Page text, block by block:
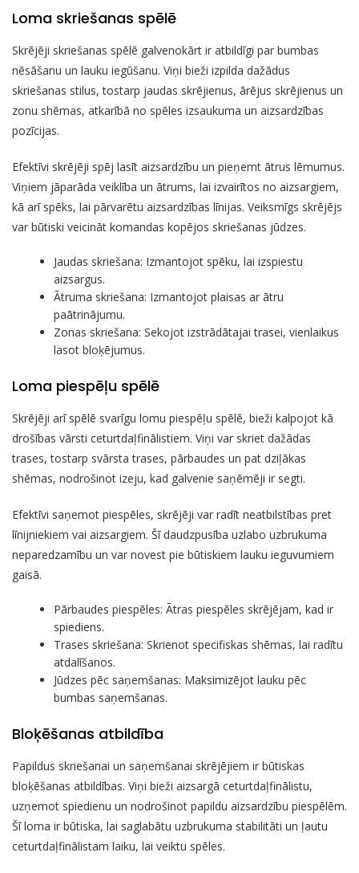
Loma skriešanas spēlē
Skrējēji skriešanas spēlē galvenokārt ir atbildīgi par bumbas
nēsāšanu un lauku iegūšanu. Viņi bieži izpilda dažādus
skriešanas stilus, tostarp jaudas skrējienus, ārējus skrējienus un
zonu shēmas, atkarībā no spēles izsaukuma un aizsardzības
pozīcijas.
Efektīvi skrējēji spēj lasīt aizsardzību un pieņemt ātrus lēmumus.
Viņiem jāparāda veiklība un ātrums, lai izvairītos no aizsargiem,
kā arī spēks, lai pārvarētu aizsardzības līnijas. Veiksmīgs skrējējs
var būtiski veicināt komandas kopējos skriešanas jūdzes.
Jaudas skriešana: Izmantojot spēku, lai izspiestu
aizsargus.
Ātruma skriešana: Izmantojot plaisas ar ātru
paātrinājumu.
Zonas skriešana: Sekojot izstrādātajai trasei, vienlaikus
lasot bloķējumus.
Loma piespēļu spēlē
Skrējēji arī spēlē svarīgu lomu piespēļu spēlē, bieži kalpojot kā
drošības vārsti ceturtdaļfinālistiem. Viņi var skriet dažādas
trases, tostarp svārsta trases, pārbaudes un pat dziļākas
shēmas, nodrošinot izeju, kad galvenie saņēmēji ir segti.
Efektīvi saņemot piespēles, skrējēji var radīt neatbilstības pret
līnijniekiem vai aizsargiem. Šī daudzpusība uzlabo uzbrukuma
neparedzamību un var novest pie būtiskiem lauku ieguvumiem
gaisā.
Pārbaudes piespēles: Ātras piespēles skrējējam, kad ir
spiediens.
Trases skriešana: Skrienot specifiskas shēmas, lai radītu
atdalīšanos.
Jūdzes pēc saņemšanas: Maksimizējot lauku pēc
bumbas saņemšanas.
Bloķēšanas atbildība
Papildus skriešanai un saņemšanai skrējējiem ir būtiskas
bloķēšanas atbildības. Viņi bieži aizsargā ceturtdaļfinālistu,
uzņemot spiedienu un nodrošinot papildu aizsardzību piespēlēm.
Šī loma ir būtiska, lai saglabātu uzbrukuma stabilitāti un ļautu
ceturtdaļfinālistam laiku, lai veiktu spēles.